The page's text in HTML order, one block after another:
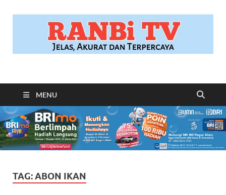
RANBITV.COM
MENU
TAG:ABON IKAN